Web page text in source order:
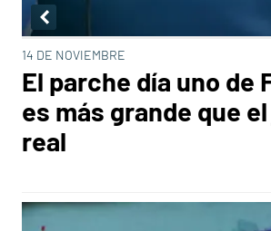
14 DE NOVIEMBRE
El parche día uno de
es más grande que
real